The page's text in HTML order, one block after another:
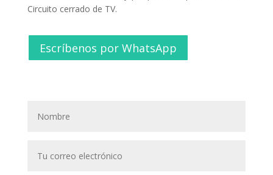
Circuito cerrado de TV.
Escríbenos por WhatsApp